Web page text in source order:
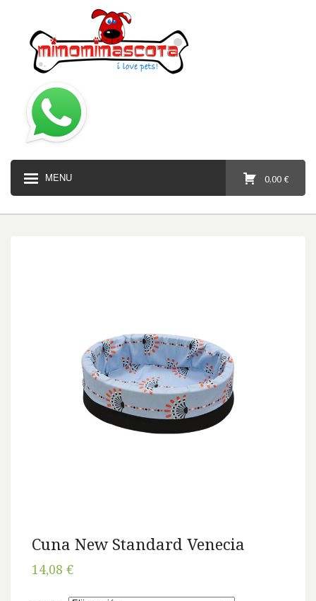
MENU 0,00 €
Cuna New Standard Venecia
14,08 €